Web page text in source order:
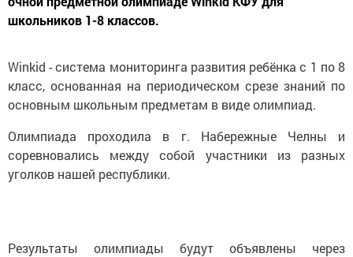
школьников 1-8 классов.
Winkid - система мониторинга развития ребёнка с 1 по 8
класс, основанная на периодическом срезе знаний по
основным школьным предметам в виде олимпиад.
Олимпиада проходила в г. Набережные Челны и
соревновались между собой участники из разных
уголков нашей республики.
Результаты олимпиады будут объявлены через